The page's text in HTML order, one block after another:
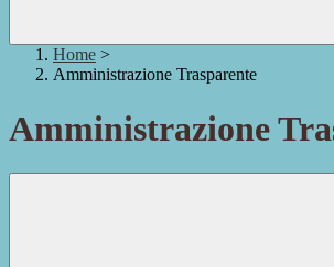
Home >
Amministrazione Trasparente
Amministrazione